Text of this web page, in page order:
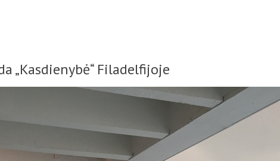
„Kasdienybė“ Filadelfijoje